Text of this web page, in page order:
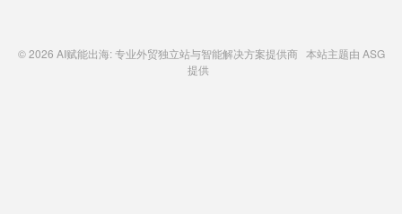
© 2026 AI赋能出海: 专业外贸独立站与智能解决方案提供商本站主题由 ASG
提供